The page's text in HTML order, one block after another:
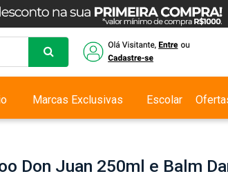
Marcas Exclusivas Escolar
Don Juan 250ml e Balm